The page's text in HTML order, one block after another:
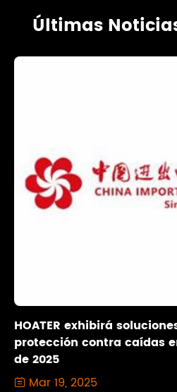
Últimas
HOATER exhibirá
protección contra caídas
de 2025
 Mar 19, 2025